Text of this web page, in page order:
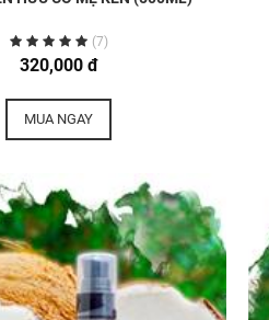
(7)
320,000 đ
MUA NGAY